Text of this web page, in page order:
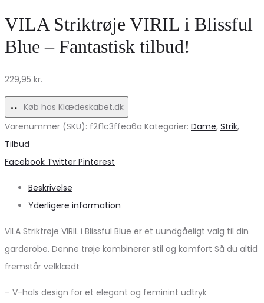
VILA Striktrøje VIRIL i Blissful
Blue – Fantastisk tilbud!
229,95 kr.
Køb hos Klædeskabet.dk
Varenummer (SKU): f2f1c3ffea6a Kategorier: Dame, Strik,
Tilbud
Share
Facebook Twitter Pinterest
Beskrivelse
Yderligere information
VILA Striktrøje VIRIL i Blissful Blue er et uundgåeligt valg til din
garderobe. Denne trøje kombinerer stil og komfort Så du altid
fremstår velklædt
– V-hals design for et elegant og feminint udtryk